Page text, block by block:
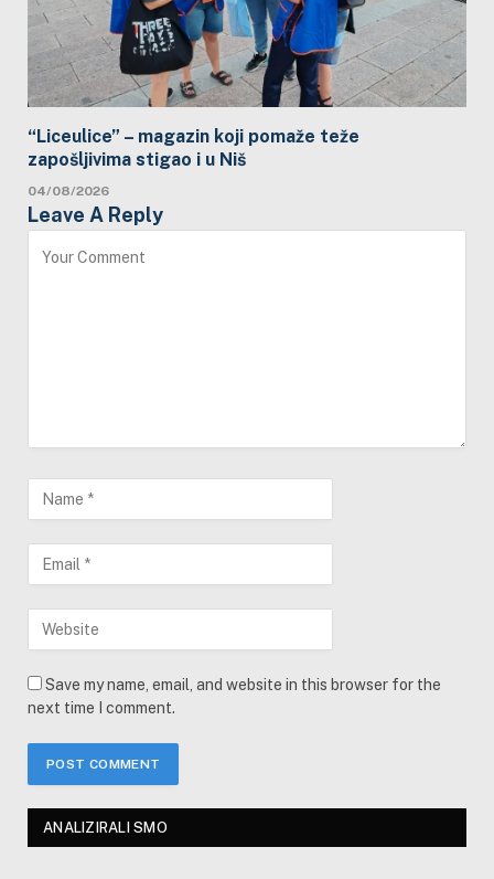
“Liceulice” – magazin koji pomaže teže
zapošljivima stigao i u Niš
04/08/2026
Leave A Reply
Save my name, email, and website in this browser for the
next time I comment.
ANALIZIRALI SMO